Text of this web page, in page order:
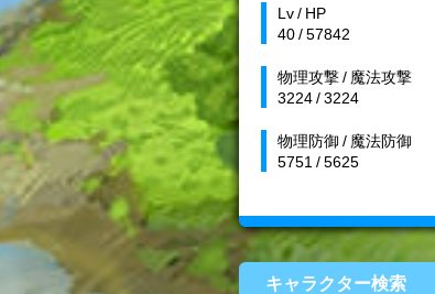
Lv / HP
40 / 57842
物理攻撃 / 魔法攻撃
3224 / 3224
物理防御 / 魔法防御
5751 / 5625
キャラクター検索